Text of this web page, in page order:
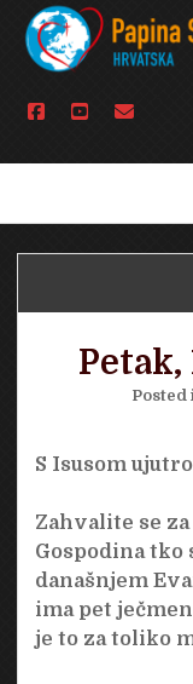
facebook
youtubeemail
Petak,
Posted
S Isusom ujutro
Zahvalite se
Gospodina tko
današnjem
ima pet
je to za toliko